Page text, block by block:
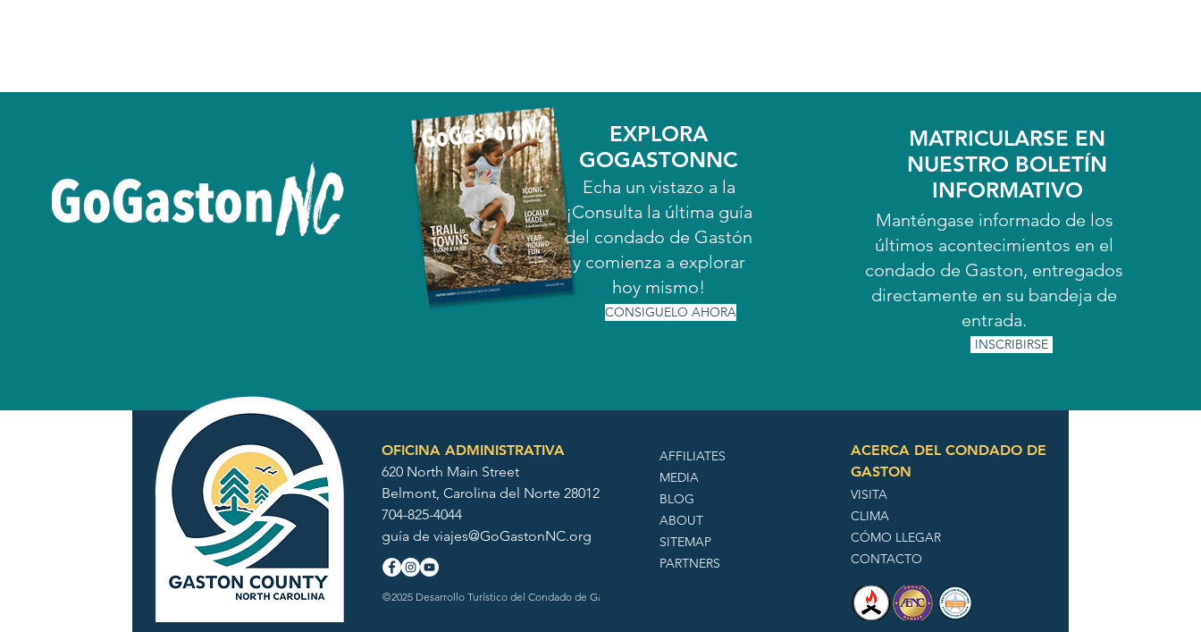
EXPLORA
GOGASTONNC
Echa un vistazo a la
¡Consulta la última guía
del condado de Gastón
y comienza a explorar
hoy mismo!
CONSIGUELO AHORA
MATRICULARSE EN
NUESTRO BOLETÍN
INFORMATIVO
Manténgase informado de los
últimos acontecimientos en el
condado de Gaston, entregados
directamente en su bandeja de
entrada.
INSCRIBIRSE
OFICINA ADMINISTRATIVA
620 North Main Street
Belmont, Carolina del Norte 28012
704-825-4044
guía de viajes@GoGastonNC.org
©2025 Desarrollo Turístico del Condado de Gaston
AFFILIATES
MEDIA
BLOG
ABOUT
SITEMAP
PARTNERS
ACERCA DEL CONDADO DE
GASTON
VISITA
CLIMA
CÓMO LLEGAR
CONTACTO